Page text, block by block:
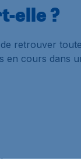
elle ?
retrouver
en cours dans